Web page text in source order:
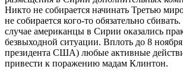
Никто не собирается начинать Третью
не собирается кого-то обязательно
случае американцы в Сирии оказались
безвыходной ситуации. Вплоть до 8
президента США) любые активные
привести к поражению мадам Клинтон.